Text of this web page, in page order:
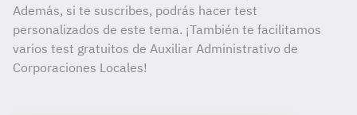
Además, si te suscribes, podrás hacer test
personalizados de este tema. ¡También te facilitamos
varios test gratuitos de Auxiliar Administrativo de
Corporaciones Locales!